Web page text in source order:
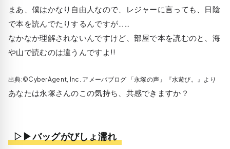
まあ、僕はかなり自由人なので、レジャーに言っても、日陰
で本を読んでたりするんですが……
なかなか理解されないんですけど、部屋で本を読むのと、海
や山で読むのは違うんですよ!!
出典:©CyberAgent, Inc. アメーバブログ 「永塚の声」『水遊び。』より
あなたは永塚さんのこの気持ち、共感できますか？
▷▶バッグがびしょ濡れ